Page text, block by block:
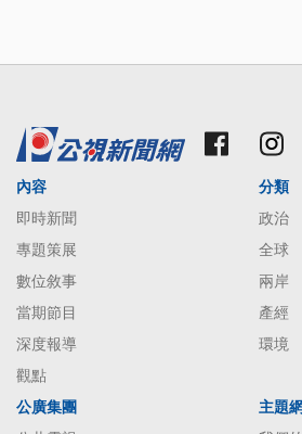
內容
即時新聞
專題策展
數位敘事
當期節目
深度報導
觀點
分類
政治
全球
兩岸
產經
環境
公廣集團
主題